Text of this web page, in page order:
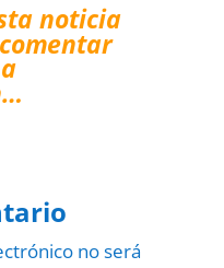
noticia
no será